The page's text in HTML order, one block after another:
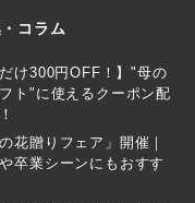
コラム
だけ300円OFF！】"母の
ト"に使えるクーポン配
の花贈りフェア」開催｜
卒業シーンにもおすす